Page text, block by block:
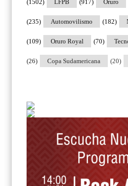
LFPB
(1502) Oruro
(917)
Automovilismo
(235) (182)
Oruro Royal
(109) (70)
Copa Sudamericana
(26) (20)